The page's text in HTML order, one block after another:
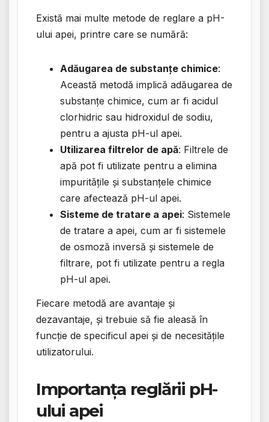
Există mai multe metode de reglare a pH-
ului apei, printre care se numără:
Adăugarea de substanțe chimice:
Această metodă implică adăugarea de
substanțe chimice, cum ar fi acidul
clorhidric sau hidroxidul de sodiu,
pentru a ajusta pH-ul apei.
Utilizarea filtrelor de apă: Filtrele de
apă pot fi utilizate pentru a elimina
impuritățile și substanțele chimice
care afectează pH-ul apei.
Sisteme de tratare a apei: Sistemele
de tratare a apei, cum ar fi sistemele
de osmoză inversă și sistemele de
filtrare, pot fi utilizate pentru a regla
pH-ul apei.
Fiecare metodă are avantaje și
dezavantaje, și trebuie să fie aleasă în
funcție de specificul apei și de necesitățile
utilizatorului.
Importanța reglării pH-
ului apei